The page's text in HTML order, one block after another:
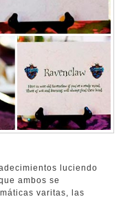
luciendo
ambos se
varitas, las